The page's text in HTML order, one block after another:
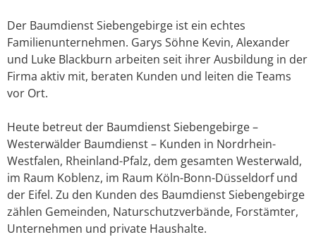
Der Baumdienst Siebengebirge ist ein echtes
Familienunternehmen. Garys Söhne Kevin, Alexander
und Luke Blackburn arbeiten seit ihrer Ausbildung in der
Firma aktiv mit, beraten Kunden und leiten die Teams
vor Ort.
Heute betreut der Baumdienst Siebengebirge –
Westerwälder Baumdienst – Kunden in Nordrhein-
Westfalen, Rheinland-Pfalz, dem gesamten Westerwald,
im Raum Koblenz, im Raum Köln-Bonn-Düsseldorf und
der Eifel. Zu den Kunden des Baumdienst Siebengebirge
zählen Gemeinden, Naturschutzverbände, Forstämter,
Unternehmen und private Haushalte.